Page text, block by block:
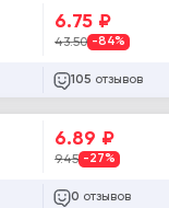
6.75 ₽
43.50 -84%
105 отзывов
6.89 ₽
9.45 -27%
0 отзывов